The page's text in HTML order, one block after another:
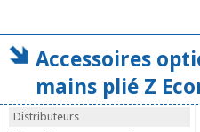
Accessoires
mains plié Z
Distributeurs